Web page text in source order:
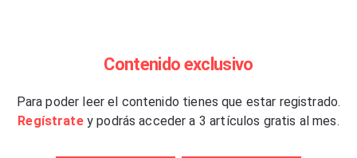
que, en el pasado, han sido fundamentalmente
Vargas o el ya fallecido Johnny Ventura en el terreno
del merengue, y como Juan Luis Guerra y Romeo
Contenido exclusivo
Para poder leer el contenido tienes que estar registrado.
Regístrate y podrás acceder a 3 artículos gratis al mes.